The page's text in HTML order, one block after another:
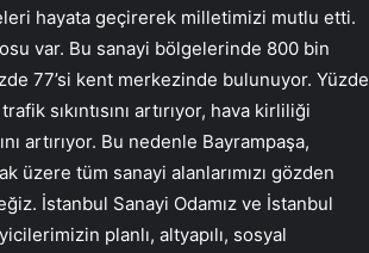
hayata geçirerek milletimizi mutlu etti.
var. Bu sanayi bölgelerinde 800 bin
77’si kent merkezinde bulunuyor. Yüzde
sıkıntısını artırıyor, hava kirliliği
artırıyor. Bu nedenle Bayrampaşa,
üzere tüm sanayi alanlarımızı gözden
İstanbul Sanayi Odamız ve İstanbul
planlı, altyapılı, sosyal